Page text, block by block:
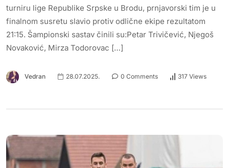
turniru lige Republike Srpske u Brodu, prnjavorski tim je u
finalnom susretu slavio protiv odlične ekipe rezultatom
21:15. Šampionski sastav činili su:Petar Trivičević, Njegoš
Novaković, Mirza Todorovac […]
Vedran 28.07.2025. 0 Comments 317 Views